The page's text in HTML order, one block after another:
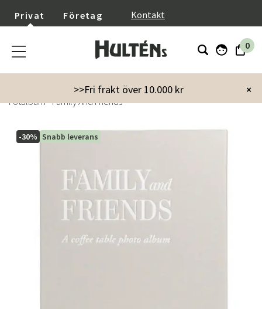
Privat Företag Kontakt
0
×
>>Fri frakt över 10.000 kr
Inredning
Gå bort-presenter
Fotalbum - Family And Friends
-30% Snabb leverans